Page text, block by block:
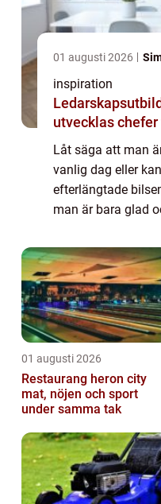
01 augusti 2026
inspiration
utvecklas
Låt säga att man
vanlig dag eller
efterlängtade
man är bara glad
utan att man
oturen...
01 augusti 2026
Restaurang heron city
mat, nöjen och sport
under samma tak